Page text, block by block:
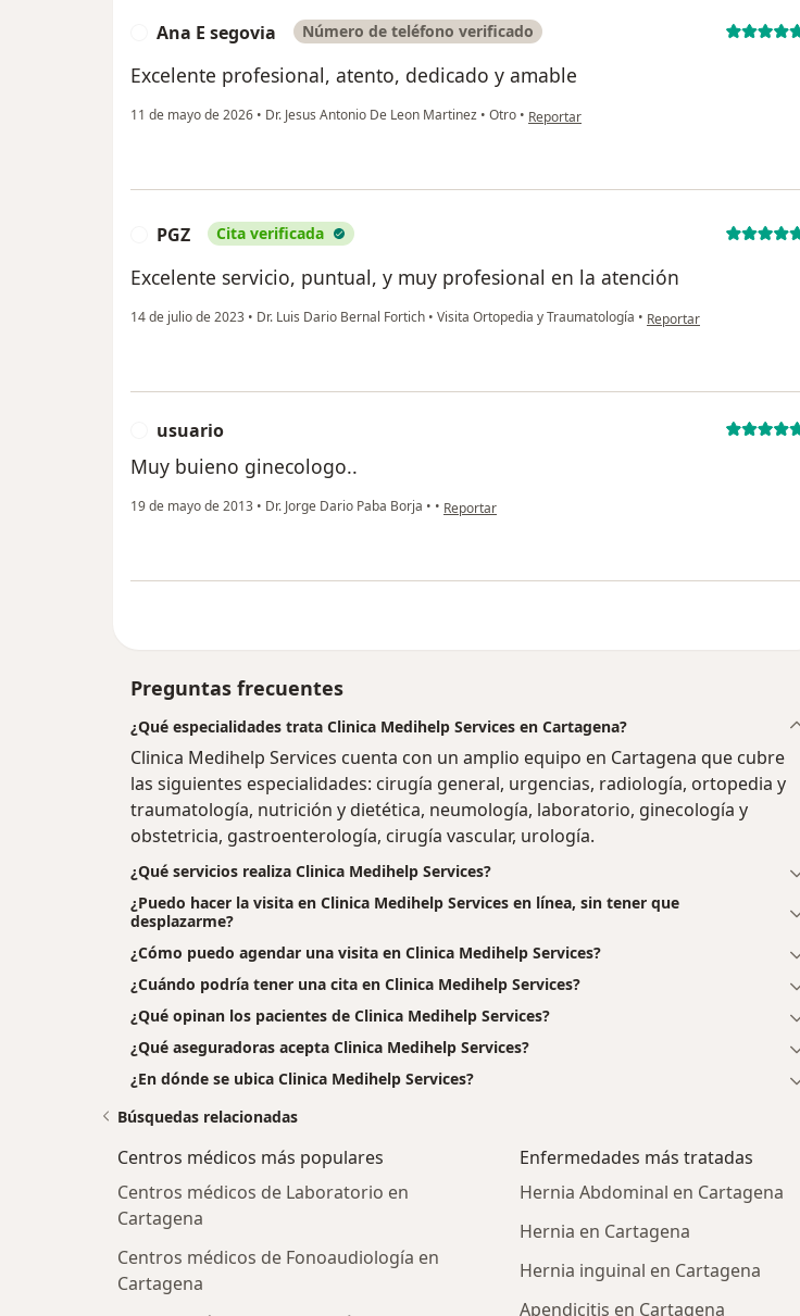
Ana E segovia Número de teléfono verificado
Excelente profesional, atento, dedicado y amable
11 de mayo de 2026 • Dr. Jesus Antonio De Leon Martinez • Otro • en opinión del usuario Ana E segovia
Reportar
PGZ Cita verificada
Excelente servicio, puntual, y muy profesional en la atención
14 de julio de 2023 • Dr. Luis Dario Bernal Fortich • Visita Ortopedia y Traumatología • en opinión del usuario PGZ
Reportar
usuario
Muy buieno ginecologo..
19 de mayo de 2013 • Dr. Jorge Dario Paba Borja • • en opinión del usuario usuario
Reportar
Preguntas frecuentes
¿Qué especialidades trata Clinica Medihelp Services en Cartagena?
Clinica Medihelp Services cuenta con un amplio equipo en Cartagena que cubre
las siguientes especialidades: cirugía general, urgencias, radiología, ortopedia y
traumatología, nutrición y dietética, neumología, laboratorio, ginecología y
obstetricia, gastroenterología, cirugía vascular, urología.
¿Qué servicios realiza Clinica Medihelp Services?
¿Puedo hacer la visita en Clinica Medihelp Services en línea, sin tener que
desplazarme?
¿Cómo puedo agendar una visita en Clinica Medihelp Services?
¿Cuándo podría tener una cita en Clinica Medihelp Services?
¿Qué opinan los pacientes de Clinica Medihelp Services?
¿Qué aseguradoras acepta Clinica Medihelp Services?
¿En dónde se ubica Clinica Medihelp Services?
Búsquedas relacionadas
Centros médicos más populares
Centros médicos de Laboratorio en
Cartagena
Centros médicos de Fonoaudiología en
Cartagena
Enfermedades más tratadas
Hernia Abdominal en Cartagena
Hernia en Cartagena
Hernia inguinal en Cartagena
Apendicitis en Cartagena